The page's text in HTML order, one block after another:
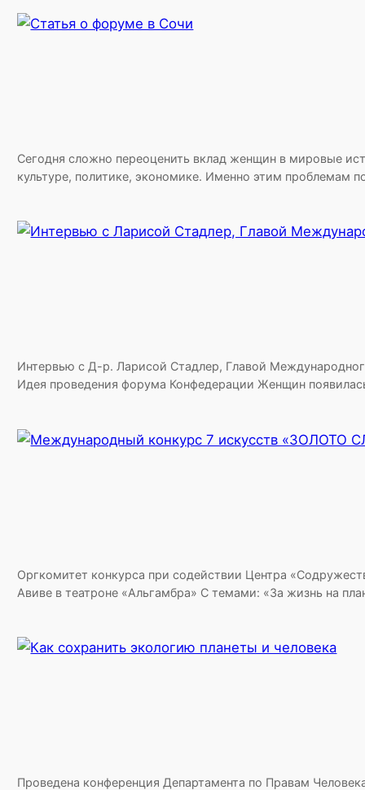
Сегодня сложно переоценить вклад женщин в мировые
культуре, политике, экономике. Именно этим
Интервью с Д-р. Ларисой Стадлер, Главой
Идея проведения форума Конфедерации Женщин
Оргкомитет конкурса при содействии Центра
Авиве в театроне «Альгамбра» С темами: «За жизнь на
Проведена конференция Департамента по Правам